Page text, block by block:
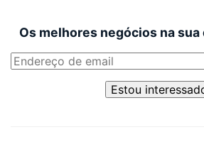
Os melhores negócios na
Estou